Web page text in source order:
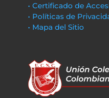
• Certificado de
• Políticas de
• Mapa del Sitio